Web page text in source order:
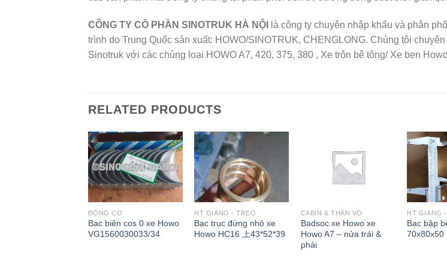
CÔNG TY CỔ PHẦN SINOTRUK HÀ NỘI
là công ty chuyên nhập khẩu và phân
trình do Trung Quốc sản xuất: HOWO/SINOTRUK, CHENGLONG. Chúng tôi
Sinotruk với các chủng loại HOWO A7, 420, 375, 380 , Xe trộn bê tông/ Xe ben
RELATED PRODUCTS
ĐỘNG CƠ
Bạc biên cos 0 xe Howo
VG1560030033/34
HT GIẰNG - TREO
Bạc trục đứng nhỏ xe
Howo HC16 上43*52*39
CABIN & THÂN VỎ
Badsoc xe Howo xe
Howo A7 – nửa trái &
phải
HT GIẰNG
Bạc bập
70x80x50